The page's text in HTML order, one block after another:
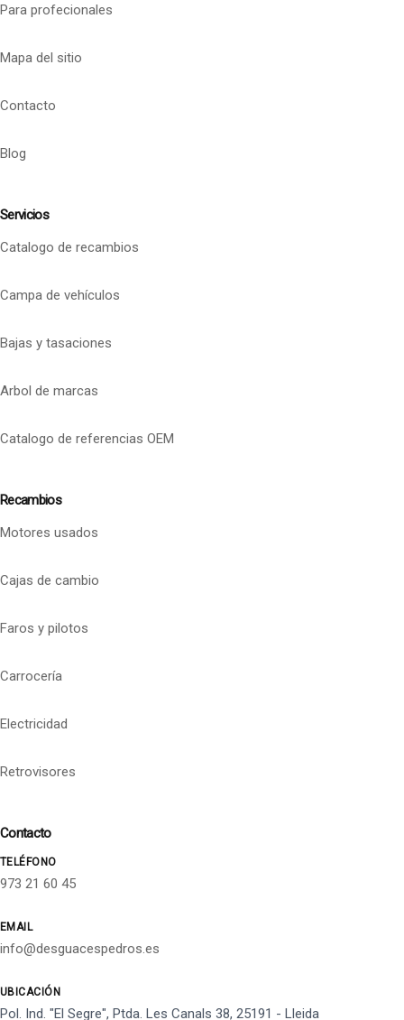
Para profecionales
Mapa del sitio
Contacto
Blog
Servicios
Catalogo de recambios
Campa de vehículos
Bajas y tasaciones
Arbol de marcas
Catalogo de referencias OEM
Recambios
Motores usados
Cajas de cambio
Faros y pilotos
Carrocería
Electricidad
Retrovisores
Contacto
TELÉFONO
973 21 60 45
EMAIL
info@desguacespedros.es
UBICACIÓN
Pol. Ind. "El Segre", Ptda. Les Canals 38, 25191 - Lleida